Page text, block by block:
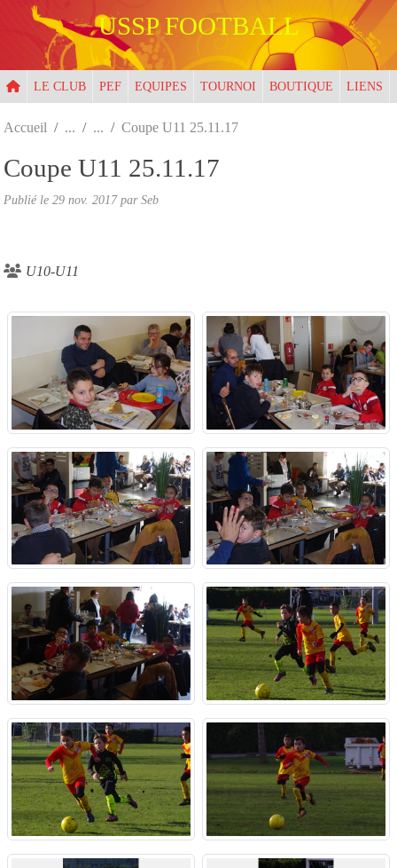
USSP FOOTBALL
LE CLUB PEF EQUIPES TOURNOI BOUTIQUE LIENS
Accueil Coupe U11 25.11.17
Coupe U11 25.11.17
Publié le 29 nov. 2017parSeb
U10-U11
Panneau de gestion des cookies